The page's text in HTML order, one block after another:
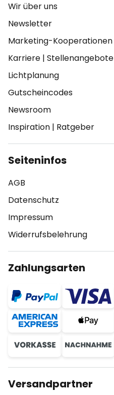
Wir über uns
Newsletter
Marketing-Kooperationen
Karriere | Stellenangebote
Lichtplanung
Gutscheincodes
Newsroom
Inspiration | Ratgeber
Seiteninfos
AGB
Datenschutz
Impressum
Widerrufsbelehrung
Zahlungsarten
Versandpartner